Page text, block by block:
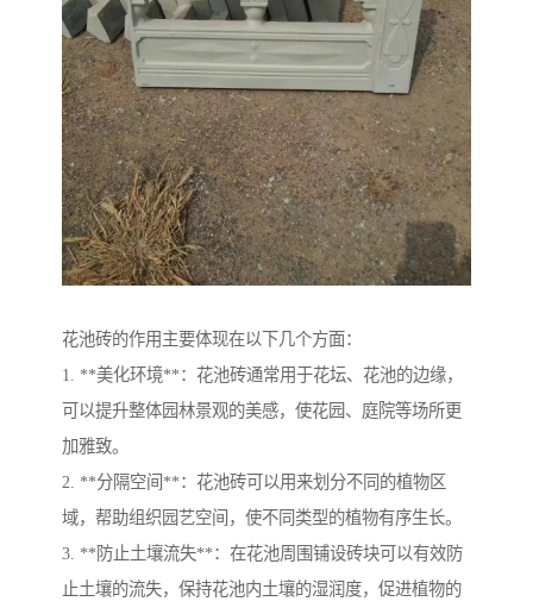
花池砖的作用主要体现在以下几个方面：
1. **美化环境**：花池砖通常用于花坛、花池的边缘，
可以提升整体园林景观的美感，使花园、庭院等场所更
加雅致。
2. **分隔空间**：花池砖可以用来划分不同的植物区
域，帮助组织园艺空间，使不同类型的植物有序生长。
3. **防止土壤流失**：在花池周围铺设砖块可以有效防
止土壤的流失，保持花池内土壤的湿润度，促进植物的